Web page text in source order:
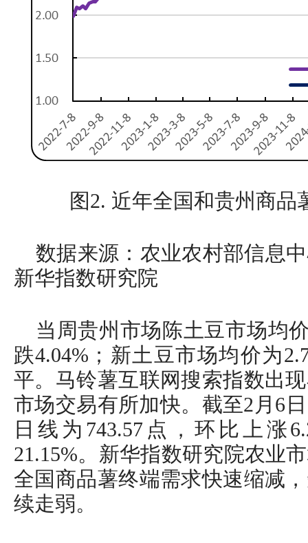
图2. 近年全国和贵州商品
数据来源：农业农村部信息
新华指数研究院
当周贵州市场陈土豆市场均
跌4.04%；新土豆市场均价为
平。马铃薯互联网搜索指数出
市场交易有所加快。截至2月6
日线为743.57点，环比上涨
21.15%。新华指数研究院农业
全国商品薯终端需求快速缩减
续走弱。